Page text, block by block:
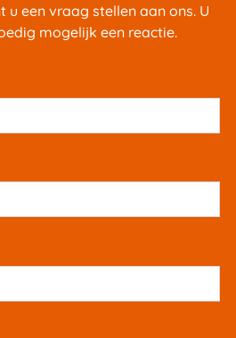
een vraag stellen aan ons. U
mogelijk een reactie.